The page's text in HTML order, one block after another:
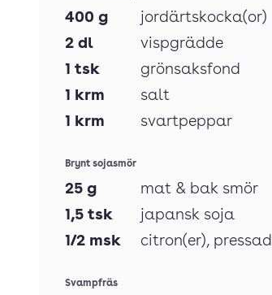
400 g
jordärtskocka(or)
2 dl
vispgrädde
1 tsk
grönsaksfond
1 krm
salt
1 krm svartpeppar
Brynt sojasmör
25 g
mat & bak smör
1,5 tsk
japansk soja
1/2 msk citron(er), pressad
Svampfräs